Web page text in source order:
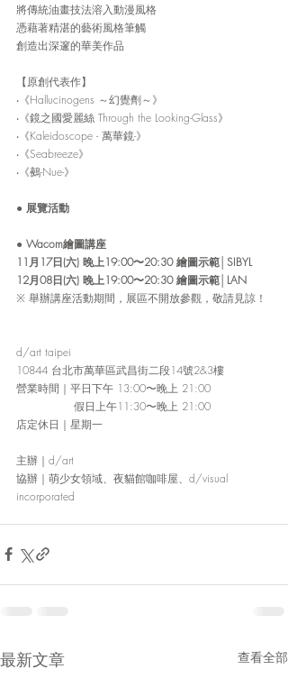
將傳統油畫技法溶入動漫風格
憑藉著精湛的藝術風格筆觸
創造出深邃的華美作品
【原創代表作】
‧《Hallucinogens ～幻覺劑～》
‧《鏡之國愛麗絲 Through the Looking-Glass》
‧《Kaleidoscope - 萬華鏡-》
‧《Seabreeze》
‧《鵺-Nue-》
● 展覽活動
● Wacom繪圖講座
11月17日(六) 晚上19:00〜20:30 繪圖示範│SIBYL
12月08日(六) 晚上19:00〜20:30 繪圖示範│LAN
※ 舉辦講座活動期間，展區不開放參觀，敬請見諒！
d/art taipei
10844 台北市萬華區武昌街二段14號2&3樓
營業時間 ｜ 平日下午 13:00〜晚上 21:00
                假日上午11:30〜晚上 21:00
店定休日 ｜ 星期一
主辦 ｜ d/art
協辦 ｜ 萌少女領域、夜貓館咖啡屋、d/visual
incorporated
最新文章 查看全部